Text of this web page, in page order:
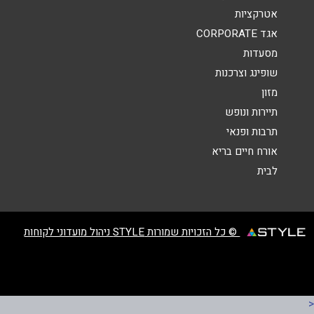
נושא*
אנא חזרו אלי בקשר ל...
הודעה*
אטרקציות
אגד CORPORATE
מסעדות
שופינג וצרכנות
מזון
תיירות ונופש
תרבות ופנאי
אורח חיים בריא
לבית
© כל הזכויות שמורות STYLE ניהול מועדוני לקוחות
<